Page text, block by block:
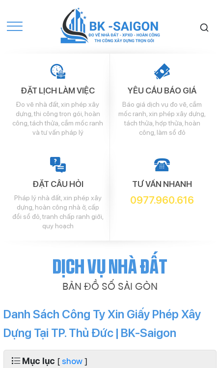
ĐẶT LỊCH LÀM VIỆC
Đo vẽ nhà đất, xin phép xây
dựng, thi công trọn gói, hoàn
công, tách thửa, cắm mốc ranh
và tư vấn pháp lý
YÊU CẦU BÁO GIÁ
Báo giá dịch vụ đo vẽ, cắm
mốc ranh, xin phép xây dựng,
tách thửa, hợp thửa, hoàn
công, làm sổ đỏ
ĐẶT CÂU HỎI
Pháp lý nhà đất, xin phép xây
dựng, hoàn công nhà ở, cấp
đổi sổ đỏ, tranh chấp ranh giới,
quy hoạch
TƯ VẤN NHANH
0977.960.616
Dịch vụ nhà đất
BẢN ĐỒ SỐ SÀI GÒN
Danh Sách Công Ty Xin Giấy Phép Xây
Dựng Tại TP. Thủ Đức | BK-Saigon
Mục lục [ show]